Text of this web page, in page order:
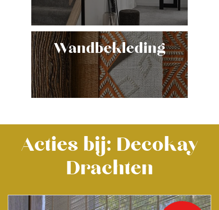
Wandbekleding
Acties bij: Decokay
Drachten